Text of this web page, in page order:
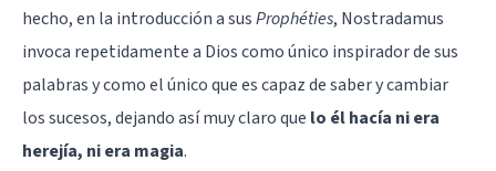
hecho, en la introducción a susProphéties, Nostradamus
invoca repetidamente a Dios como único inspirador de sus
palabras y como el único que es capaz de saber y cambiar
los sucesos, dejando así muy claro que lo él hacía ni era
herejía, ni era magia.